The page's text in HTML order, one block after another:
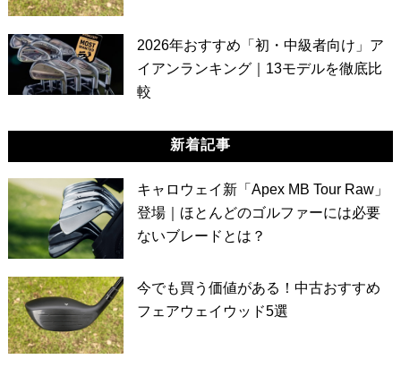
2026年おすすめ「初・中級者向け」ア
イアンランキング｜13モデルを徹底比
較
新着記事
キャロウェイ新「Apex MB Tour Raw」
登場｜ほとんどのゴルファーには必要
ないブレードとは？
今でも買う価値がある！中古おすすめ
フェアウェイウッド5選